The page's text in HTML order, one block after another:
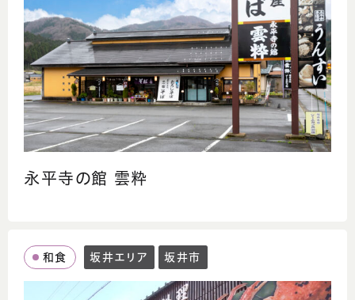
永平寺の館 雲粋
和食 坂井エリア 坂井市